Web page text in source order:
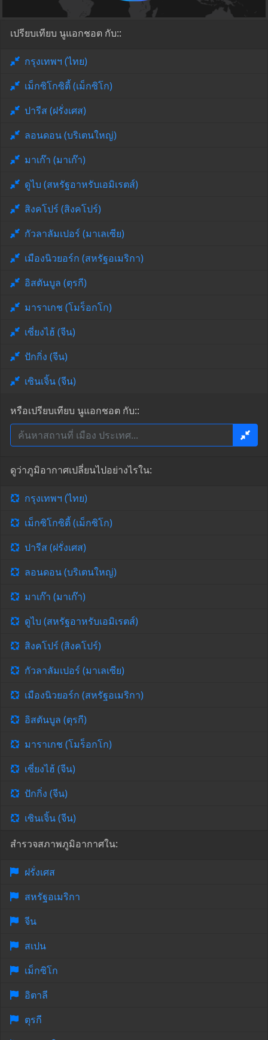
เปรียบเทียบ นูแอกชอต กับ::
กรุงเทพฯ (ไทย)
เม็กซิโกซิตี้ (เม็กซิโก)
ปารีส (ฝรั่งเศส)
ลอนดอน (บริเตนใหญ่)
มาเก๊า (มาเก๊า)
ดูไบ (สหรัฐอาหรับเอมิเรตส์)
สิงคโปร์ (สิงคโปร์)
กัวลาลัมเปอร์ (มาเลเซีย)
เมืองนิวยอร์ก (สหรัฐอเมริกา)
อิสตันบูล (ตุรกี)
มาราเกช (โมร็อกโก)
เซี่ยงไฮ้ (จีน)
ปักกิ่ง (จีน)
เซินเจิ้น (จีน)
หรือเปรียบเทียบ นูแอกชอต กับ::
ดูว่าภูมิอากาศเปลี่ยนไปอย่างไรใน:
กรุงเทพฯ (ไทย)
เม็กซิโกซิตี้ (เม็กซิโก)
ปารีส (ฝรั่งเศส)
ลอนดอน (บริเตนใหญ่)
มาเก๊า (มาเก๊า)
ดูไบ (สหรัฐอาหรับเอมิเรตส์)
สิงคโปร์ (สิงคโปร์)
กัวลาลัมเปอร์ (มาเลเซีย)
เมืองนิวยอร์ก (สหรัฐอเมริกา)
อิสตันบูล (ตุรกี)
มาราเกช (โมร็อกโก)
เซี่ยงไฮ้ (จีน)
ปักกิ่ง (จีน)
เซินเจิ้น (จีน)
สำรวจสภาพภูมิอากาศใน:
ฝรั่งเศส
สหรัฐอเมริกา
จีน
สเปน
เม็กซิโก
อิตาลี
ตุรกี